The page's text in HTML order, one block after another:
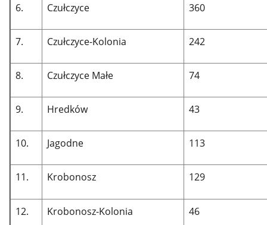
6. Czułczyce 360
7. Czułczyce-Kolonia 242
8. Czułczyce Małe 74
9. Hredków 43
10. Jagodne 113
11. Krobonosz 129
12. Krobonosz-Kolonia 46